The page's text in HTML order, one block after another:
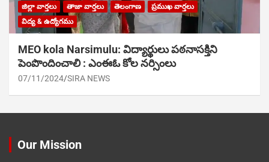
జిల్లా వార్తలు తాజా వార్తలు తెలంగాణ
ప్రముఖ వార్తలు
విద్య & ఉద్యోగము
MEO kola Narsimulu: విద్యార్థులు పఠ‌నాసక్తిని
పెంపొందించాలి : ఎంఈఓ కోల నర్సింలు
07/11/2024 SIRA NEWS
Our Mission